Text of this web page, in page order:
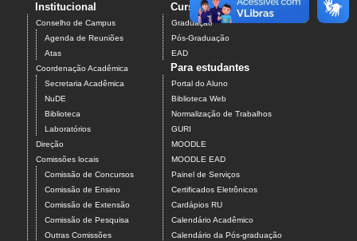
Institucional
Conselho de Campus
Agenda de Reuniões
Atas
Coordenação Acadêmica
Secretaria Acadêmica
NuDE
Biblioteca
Laboratórios
Direção
Comissões locais
Comissão de Concursos
Comissão de Ensino
Comissão de Extensão
Comissão de Pesquisa
Outras Comissões
Cursos
Graduação
Pós-Graduação
EAD
Contato
Para estudantes
Portal do Aluno
Biblioteca Web
Normalização de Trabalhos
GURI
MOODLE
MOODLE EAD
Painel de Serviços
Certificados Eletrônicos
Cardápios RU
Calendário Acadêmico
Calendário da Pós-graduação